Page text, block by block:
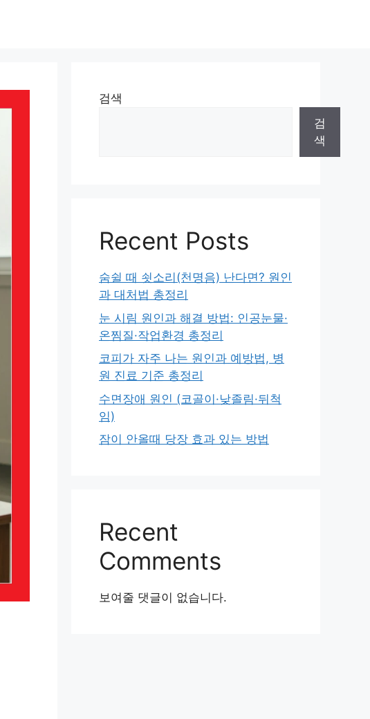
검색
검
색
Recent Posts
숨쉴 때 쇳소리(천명음) 난다면? 원인
과 대처법 총정리
눈 시림 원인과 해결 방법: 인공눈물·
온찜질·작업환경 총정리
코피가 자주 나는 원인과 예방법, 병
원 진료 기준 총정리
수면장애 원인 (코골이·낮졸림·뒤척
임)
잠이 안올때 당장 효과 있는 방법
Recent
Comments
보여줄 댓글이 없습니다.